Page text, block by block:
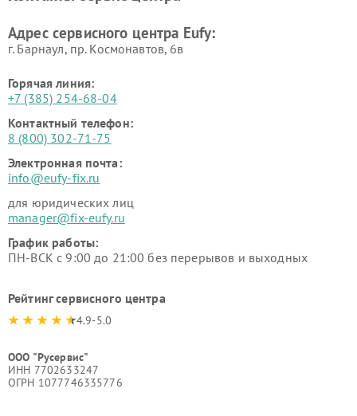
Адрес сервисного центра Eufy:
г. Барнаул, ​пр. Космонавтов, 6в
Горячая линия:
+7 (385) 254-68-04
Контактный телефон:
8 (800) 302-71-75
Электронная почта:
info@eufy-fix.ru
для юридических лиц
manager@fix-eufy.ru
График работы:
ПН-ВСК с 9:00 до 21:00 без перерывов и выходных
Рейтинг сервисного центра
4.9-5.0
ООО "Русервис"
ИНН 7702633247
ОГРН 1077746335776